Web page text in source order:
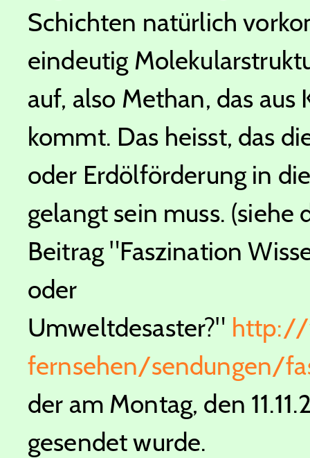
Schichten natürlich
eindeutig
auf, also Methan, das
kommt. Das heisst, das
oder Erdölförderung in
gelangt sein muss. (siehe
Beitrag "Faszination
oder
Umweltdesaster?" http://
fernsehen/sendungen/
der am Montag, den
gesendet wurde.